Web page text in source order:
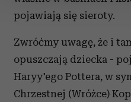
zmienić lub wycofać swoją
i reklam, aby oferować
analizować ruch w naszej
korzystasz z naszej
społecznościowym,
pojawiają się sieroty.
Zwróćmy uwagę, że i
opuszczają dziecka -
Haryy'ego Pottera, w
Chrzestnej (Wróżce)